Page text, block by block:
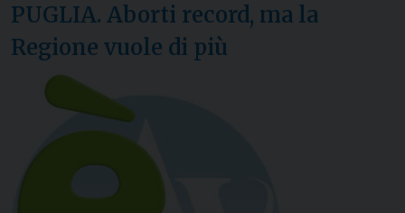
PUGLIA. Aborti record, ma la
Regione vuole di più